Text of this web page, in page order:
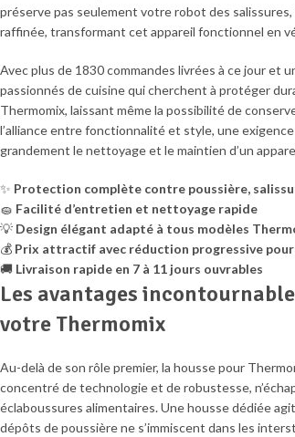
préserve pas seulement votre robot des salissures,
raffinée, transformant cet appareil fonctionnel en
Avec plus de 1830 commandes livrées à ce jour et
passionnés de cuisine qui cherchent à protéger
Thermomix, laissant même la possibilité de
l’alliance entre fonctionnalité et style, une
grandement le nettoyage et le maintien d’un
✨ Protection complète contre poussière,
🧽 Facilité d’entretien et nettoyage rapide
💡 Design élégant adapté à tous modèles
💰 Prix attractif avec réduction progressive
🚚 Livraison rapide en 7 à 11 jours ouvrables
Les avantages
votre Thermomix
Au-delà de son rôle premier, la housse pour
concentré de technologie et de robustesse,
éclaboussures alimentaires. Une housse dédiée
dépôts de poussière ne s’immiscent dans les